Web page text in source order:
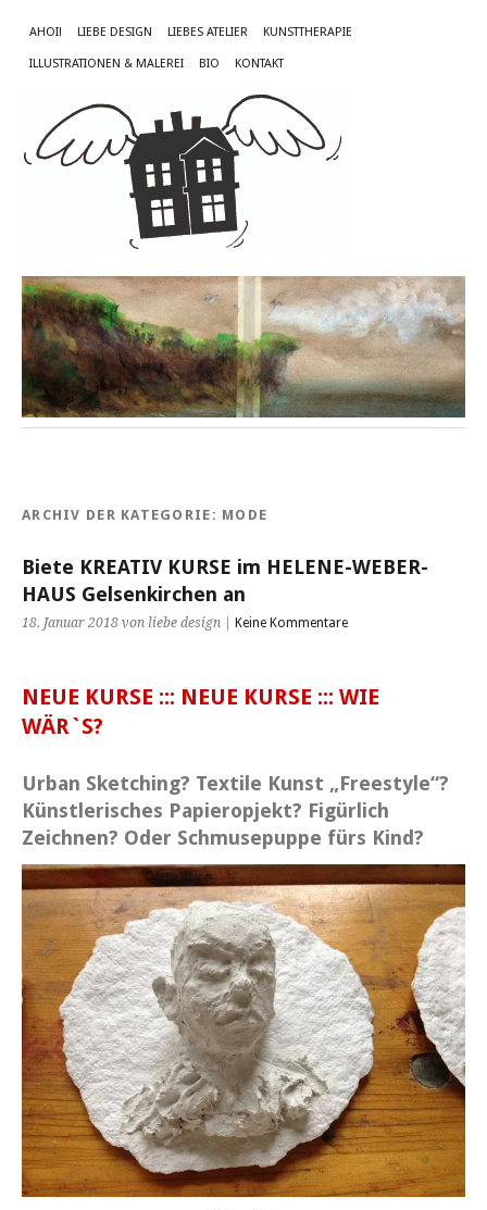
AHOI! LIEBE DESIGN LIEBES ATELIER KUNSTTHERAPIE
ILLUSTRATIONEN & MALEREI BIO KONTAKT
ARCHIV DER KATEGORIE: MODE
Biete KREATIV KURSE im HELENE-WEBER-
HAUS Gelsenkirchen an
18. Januar 2018 von liebe design | Keine Kommentare
NEUE KURSE ::: NEUE KURSE ::: WIE
WÄR`S?
Urban Sketching? Textile Kunst „Freestyle“?
Künstlerisches Papieropjekt? Figürlich
Zeichnen? Oder Schmusepuppe fürs Kind?